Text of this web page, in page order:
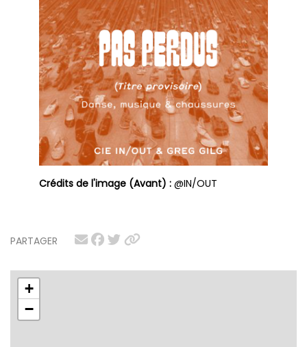
PARTAGER
+
−
Crédits de l'image (Avant) : @IN/OUT